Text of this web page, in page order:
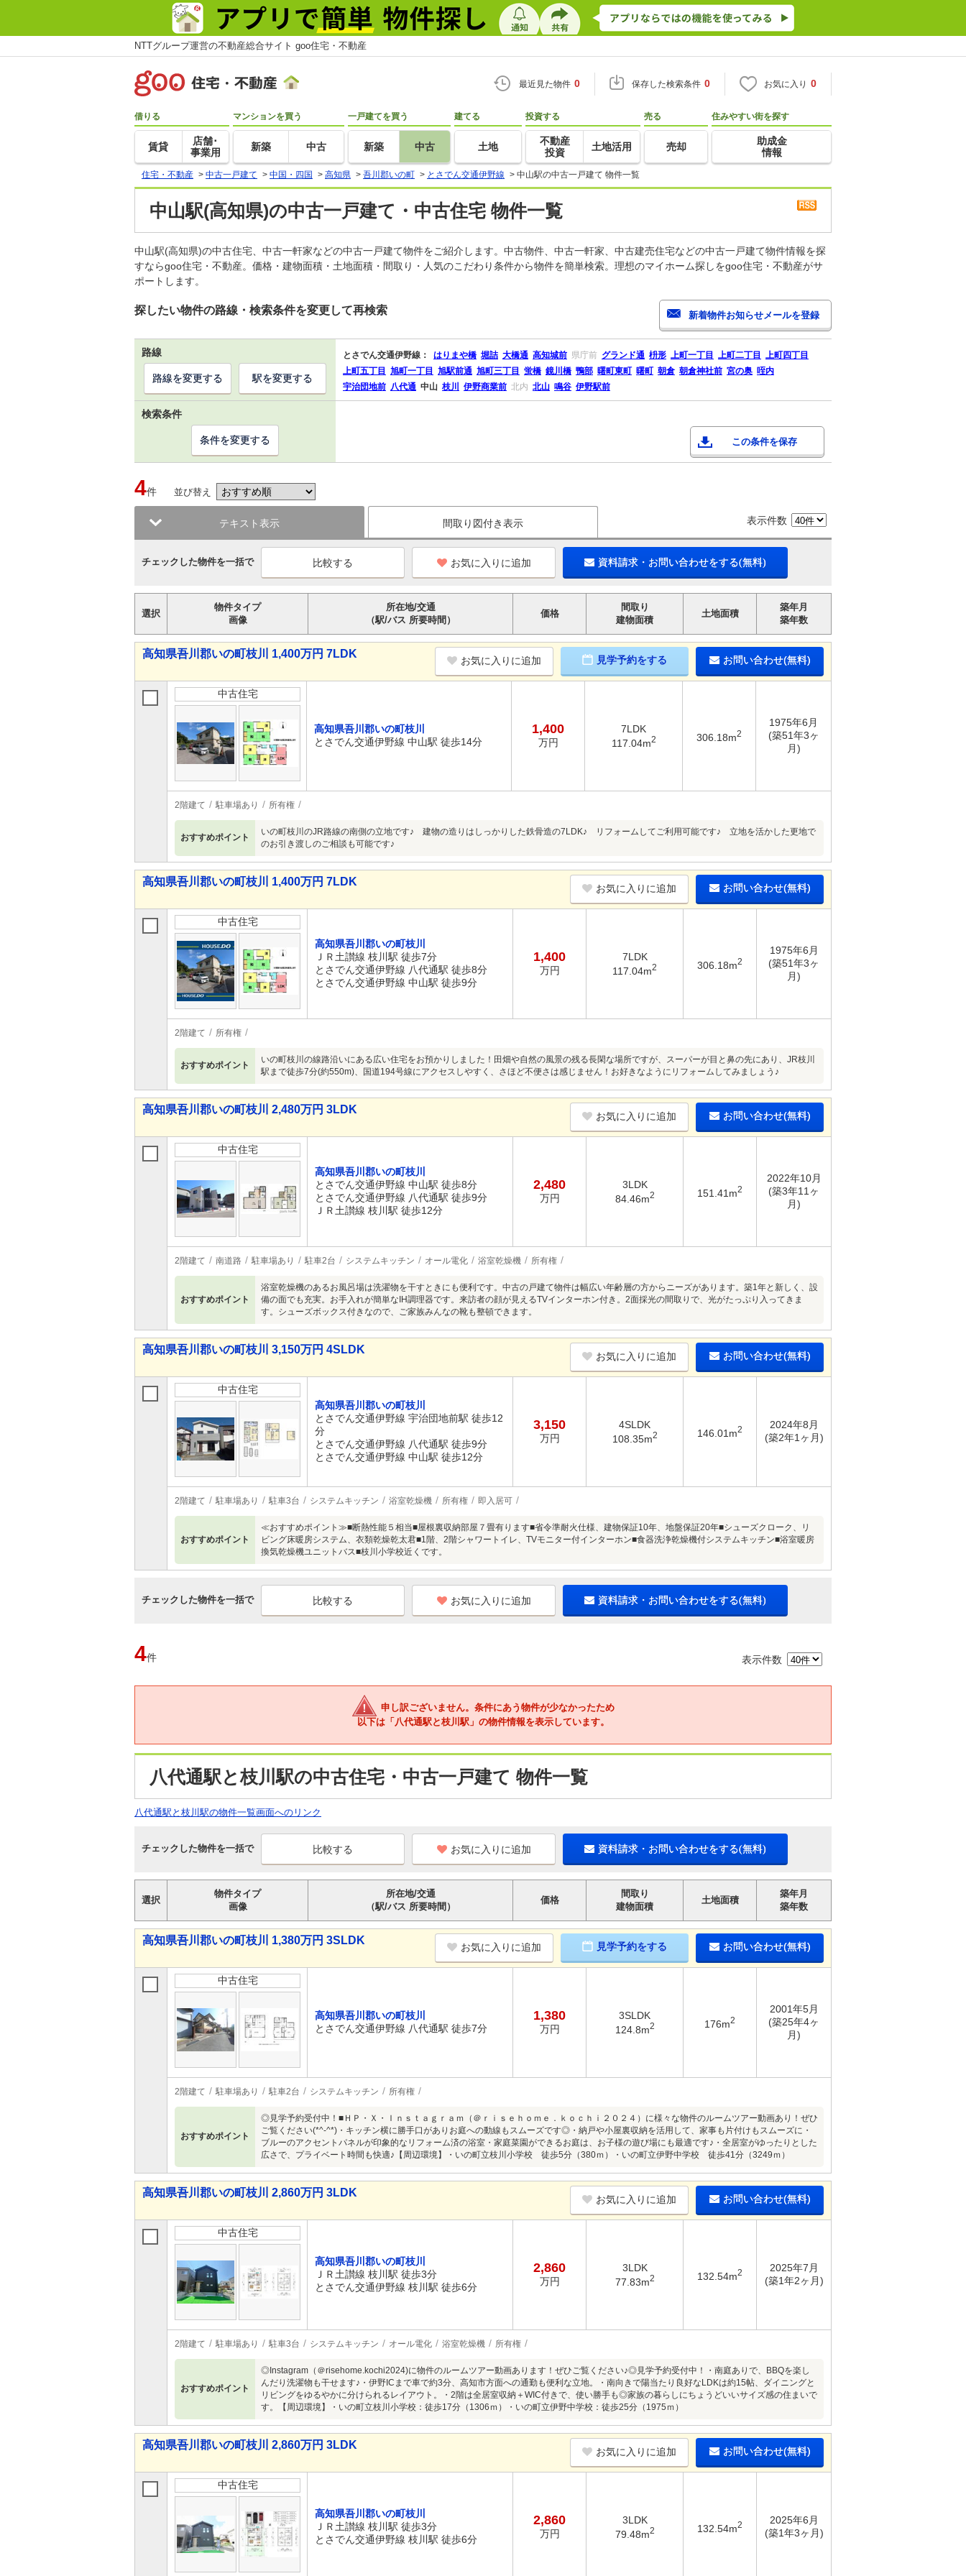
NTTグループ運営の不動産総合サイト goo住宅・不動産
最近見た物件 0 保存した検索条件 0 お気に入り 0
借りる
賃貸
店舗･
事業用
マンションを買う
新築 中古
一戸建てを買う
新築 中古
建てる
土地
投資する
不動産
投資
土地活用
売る
売却
住みやすい街を探す
助成金
情報
住宅・不動産 > 中古一戸建て > 中国・四国 > 高知県 > 吾川郡いの町 > とさでん交通伊野線 > 中山駅の中古一戸建て 物件一覧
中山駅(高知県)の中古一戸建て・中古住宅 物件一覧
中山駅(高知県)の中古住宅、中古一軒家などの中古一戸建て物件をご紹介します。中古物件、中古一軒家、中古建売住宅などの中古一戸建て物件情報を探
すならgoo住宅・不動産。価格・建物面積・土地面積・間取り・人気のこだわり条件から物件を簡単検索。理想のマイホーム探しをgoo住宅・不動産がサ
ポートします。
探したい物件の路線・検索条件を変更して再検索
路線 とさでん交通伊野線： はりまや橋 堀詰 大橋通 高知城前 県庁前 グランド通 枡形 上町一丁目 上町二丁目
上町四丁目
上町五丁目
旭町一丁目 旭駅前通 旭町三丁目 蛍橋 鏡川橋 鴨部 曙町東町 曙町 朝倉 朝倉神社前 宮の奥 咥内
宇治団地前 八代通 中山 枝川 伊野商業前 北内 北山 鳴谷 伊野駅前
路線を変更する 駅を変更する
検索条件
この条件を保存
条件を変更する
4件 並び替え
テキスト表示 間取り図付き表示 表示件数
チェックした物件を一括で お気に入りに追加 資料請求・お問い合わせをする(無料)
選択
物件タイプ
画像
所在地/交通
（駅/バス 所要時間）
価格
間取り
建物面積
土地面積
築年月
築年数
高知県吾川郡いの町枝川 1,400万円 7LDK
お気に入りに追加 見学予約をする お問い合わせ(無料)
中古住宅
高知県吾川郡いの町枝川
とさでん交通伊野線 中山駅 徒歩14分
1,400
万円
7LDK
117.04m2 306.18m2
1975年6月
(築51年3ヶ
月)
2階建て 駐車場あり 所有権
おすすめポイント
いの町枝川のJR路線の南側の立地です♪ 建物の造りはしっかりした鉄骨造の7LDK♪ リフォームしてご利用可能です♪ 立地を活かした更地で
のお引き渡しのご相談も可能です♪
高知県吾川郡いの町枝川 1,400万円 7LDK
お気に入りに追加 お問い合わせ(無料)
中古住宅
高知県吾川郡いの町枝川
ＪＲ土讃線 枝川駅 徒歩7分
とさでん交通伊野線 八代通駅 徒歩8分
とさでん交通伊野線 中山駅 徒歩9分
1,400
万円
7LDK
117.04m2 306.18m2
1975年6月
(築51年3ヶ
月)
2階建て 所有権
おすすめポイント
いの町枝川の線路沿いにある広い住宅をお預かりしました！田畑や自然の風景の残る長閑な場所ですが、スーパーが目と鼻の先にあり、JR枝川
駅まで徒歩7分(約550m)、国道194号線にアクセスしやすく、さほど不便さは感じません！お好きなようにリフォームしてみましょう♪
高知県吾川郡いの町枝川 2,480万円 3LDK
お気に入りに追加 お問い合わせ(無料)
中古住宅
高知県吾川郡いの町枝川
とさでん交通伊野線 中山駅 徒歩8分
とさでん交通伊野線 八代通駅 徒歩9分
ＪＲ土讃線 枝川駅 徒歩12分
2,480
万円
3LDK
84.46m2 151.41m2
2022年10月
(築3年11ヶ
月)
2階建て 南道路 駐車場あり 駐車2台 システムキッチン オール電化 浴室乾燥機 所有権
おすすめポイント
浴室乾燥機のあるお風呂場は洗濯物を干すときにも便利です。中古の戸建て物件は幅広い年齢層の方からニーズがあります。築1年と新しく、設
備の面でも充実。お手入れが簡単なIH調理器です。来訪者の顔が見えるTVインターホン付き。2面採光の間取りで、光がたっぷり入ってきま
す。シューズボックス付きなので、ご家族みんなの靴も整頓できます。
高知県吾川郡いの町枝川 3,150万円 4SLDK
お気に入りに追加 お問い合わせ(無料)
中古住宅
高知県吾川郡いの町枝川
とさでん交通伊野線 宇治団地前駅 徒歩12
分
とさでん交通伊野線 八代通駅 徒歩9分
とさでん交通伊野線 中山駅 徒歩12分
3,150
万円
4SLDK
108.35m2 146.01m2
2024年8月
(築2年1ヶ月)
2階建て 駐車場あり 駐車3台 システムキッチン 浴室乾燥機 所有権 即入居可
おすすめポイント
≪おすすめポイント≫■断熱性能５相当■屋根裏収納部屋７畳有ります■省令準耐火仕様、建物保証10年、地盤保証20年■シューズクローク、リ
ビング床暖房システム、衣類乾燥乾太君■1階、2階シャワートイレ、TVモニター付インターホン■食器洗浄乾燥機付システムキッチン■浴室暖房
換気乾燥機ユニットバス■枝川小学校近くです。
チェックした物件を一括で お気に入りに追加 資料請求・お問い合わせをする(無料)
4件 表示件数
申し訳ございません。条件にあう物件が少なかったため
以下は「八代通駅と枝川駅」の物件情報を表示しています。
八代通駅と枝川駅の中古住宅・中古一戸建て 物件一覧
八代通駅と枝川駅の物件一覧画面へのリンク
チェックした物件を一括で お気に入りに追加 資料請求・お問い合わせをする(無料)
選択
物件タイプ
画像
所在地/交通
（駅/バス 所要時間）
価格
間取り
建物面積
土地面積
築年月
築年数
高知県吾川郡いの町枝川 1,380万円 3SLDK
お気に入りに追加 見学予約をする お問い合わせ(無料)
中古住宅
高知県吾川郡いの町枝川
とさでん交通伊野線 八代通駅 徒歩7分
1,380
万円
3SLDK
124.8m2 176m2
2001年5月
(築25年4ヶ
月)
2階建て 駐車場あり 駐車2台 システムキッチン 所有権
おすすめポイント
◎見学予約受付中！■ＨＰ・Ｘ・Ｉｎｓｔａｇｒａｍ（＠ｒｉｓｅｈｏｍｅ．ｋｏｃｈｉ２０２４）に様々な物件のルームツアー動画あり！ぜひ
ご覧ください(*^-^*)・キッチン横に勝手口がありお庭への動線もスムーズです◎・納戸や小屋裏収納を活用して、家事も片付けもスムーズに・
ブルーのアクセントパネルが印象的なリフォーム済の浴室・家庭菜園ができるお庭は、お子様の遊び場にも最適です♪・全居室がゆったりとした
広さで、プライベート時間も快適♪【周辺環境】・いの町立枝川小学校 徒歩5分（380ｍ）・いの町立伊野中学校 徒歩41分（3249ｍ）
高知県吾川郡いの町枝川 2,860万円 3LDK
お気に入りに追加 お問い合わせ(無料)
中古住宅
高知県吾川郡いの町枝川
ＪＲ土讃線 枝川駅 徒歩3分
とさでん交通伊野線 枝川駅 徒歩6分
2,860
万円
3LDK
77.83m2 132.54m2
2025年7月
(築1年2ヶ月)
2階建て 駐車場あり 駐車3台 システムキッチン オール電化 浴室乾燥機 所有権
おすすめポイント
◎Instagram（＠risehome.kochi2024)に物件のルームツアー動画あります！ぜひご覧ください♪◎見学予約受付中！・南庭ありで、BBQを楽し
んだり洗濯物も干せます♪・伊野ICまで車で約3分、高知市方面への通勤も便利な立地。・南向きで陽当たり良好なLDKは約15帖、ダイニングと
リビングをゆるやかに分けられるレイアウト。・2階は全居室収納＋WIC付きで、使い勝手も◎家族の暮らしにちょうどいいサイズ感の住まいで
す。【周辺環境】・いの町立枝川小学校：徒歩17分（1306ｍ）・いの町立伊野中学校：徒歩25分（1975ｍ）
高知県吾川郡いの町枝川 2,860万円 3LDK
お気に入りに追加 お問い合わせ(無料)
中古住宅
高知県吾川郡いの町枝川
ＪＲ土讃線 枝川駅 徒歩3分
とさでん交通伊野線 枝川駅 徒歩6分
2,860
万円
3LDK
79.48m2 132.54m2
2025年6月
(築1年3ヶ月)